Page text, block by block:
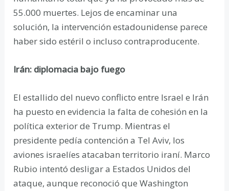
55.000 muertes. Lejos de encaminar una
solución, la intervención estadounidense parece
haber sido estéril o incluso contraproducente.
Irán: diplomacia bajo fuego
El estallido del nuevo conflicto entre Israel e Irán
ha puesto en evidencia la falta de cohesión en la
política exterior de Trump. Mientras el
presidente pedía contención a Tel Aviv, los
aviones israelíes atacaban territorio iraní. Marco
Rubio intentó desligar a Estados Unidos del
ataque, aunque reconoció que Washington